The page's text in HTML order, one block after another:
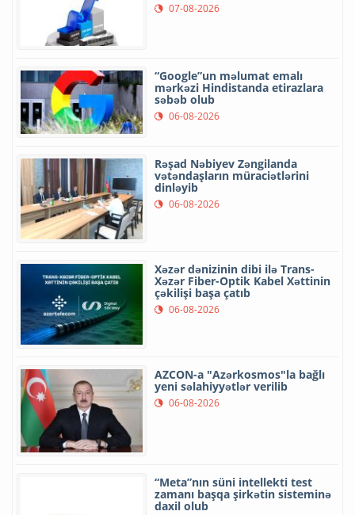
07-08-2026
“Google”un məlumat emalı
mərkəzi Hindistanda etirazlara
səbəb olub
06-08-2026
Rəşad Nəbiyev Zəngilanda
vətəndaşların müraciətlərini
dinləyib
06-08-2026
Xəzər dənizinin dibi ilə Trans-
Xəzər Fiber-Optik Kabel Xəttinin
çəkilişi başa çatıb
06-08-2026
AZCON-a "Azərkosmos"la bağlı
yeni səlahiyyətlər verilib
06-08-2026
“Meta”nın süni intellekti test
zamanı başqa şirkətin sisteminə
daxil olub